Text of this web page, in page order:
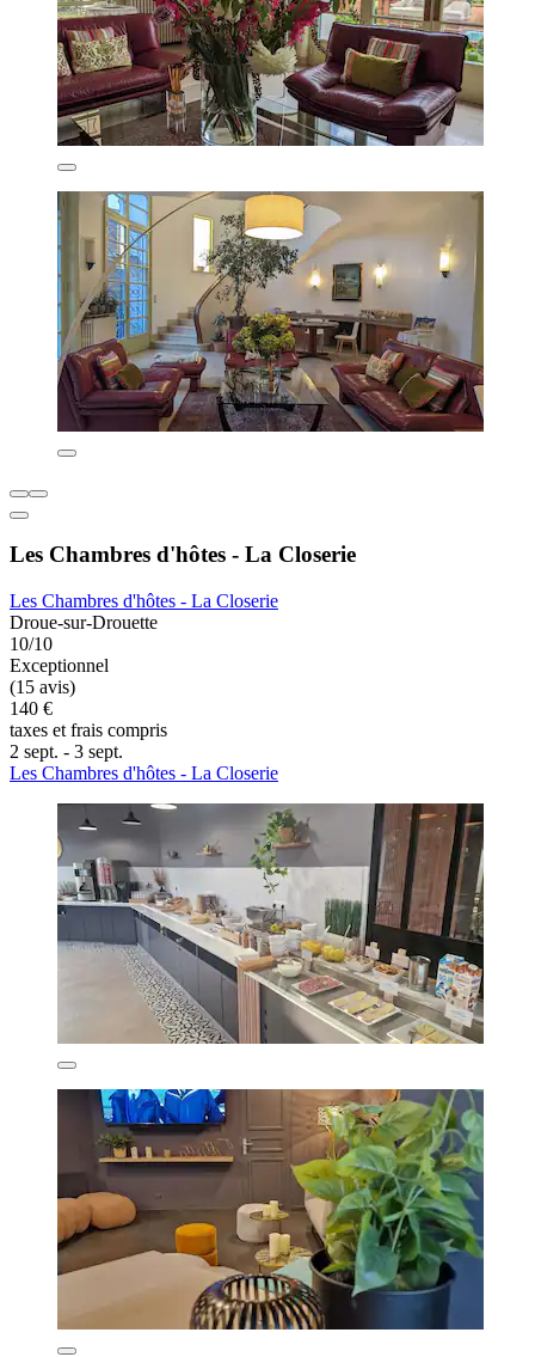
Les Chambres d'hôtes - La Closerie
Les Chambres d'hôtes - La Closerie
Droue-sur-Drouette
10/10
Exceptionnel
(15 avis)
140 €
taxes et frais compris
2 sept. - 3 sept.
Les Chambres d'hôtes - La Closerie